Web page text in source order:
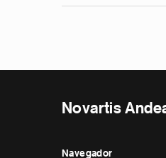
Novartis
Navegador